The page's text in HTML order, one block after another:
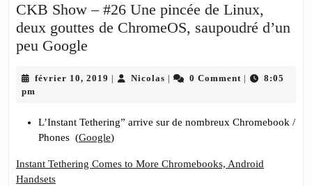
CKB Show – #26 Une pincée de Linux,
deux gouttes de ChromeOS, saupoudré d’un
peu Google
–
Une
pincée
Linux,
février 10, 2019 févrierNicolasNicolas0 Comment
8:05
pm
L’Instant Tethering” arrive sur de nombreux Chromebook /
Phones (Google)
Instant Tethering Comes to More Chromebooks, Android
Handsets